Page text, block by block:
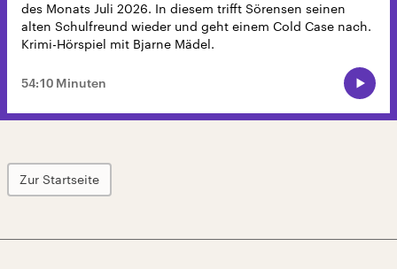
des Monats Juli 2026. In diesem trifft Sörensen seinen
alten Schulfreund wieder und geht einem Cold Case nach.
Krimi-Hörspiel mit Bjarne Mädel.
54:10 Minuten
Zur Startseite